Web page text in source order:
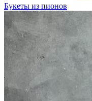
Букеты из пионов